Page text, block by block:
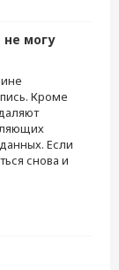
не могу
Кроме
Если
снова и